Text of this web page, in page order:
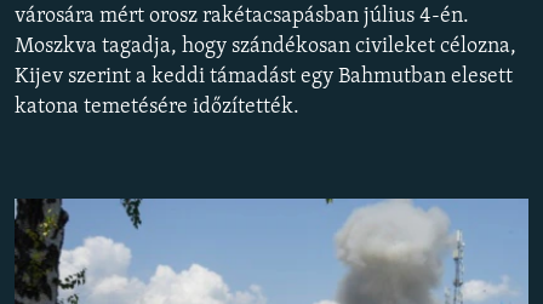
TÁRSADALOM
DEMOKRÁCIA
A PÉNZ NYOMÁBAN
VILÁG
KLÍMAVÁLTOZÁS
A MÚLT TANULSÁGAI
városára mért orosz rakétacsapásban július 4-én.
Moszkva tagadja, hogy szándékosan civileket célozna,
Kijev szerint a keddi támadást egy Bahmutban elesett
katona temetésére időzítették.